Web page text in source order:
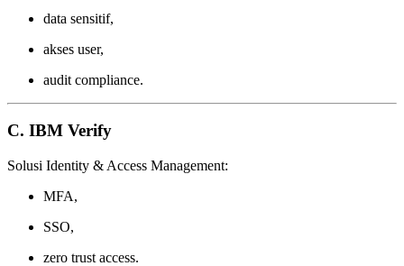
data sensitif,
akses user,
audit compliance.
C. IBM Verify
Solusi Identity & Access Management:
MFA,
SSO,
zero trust access.